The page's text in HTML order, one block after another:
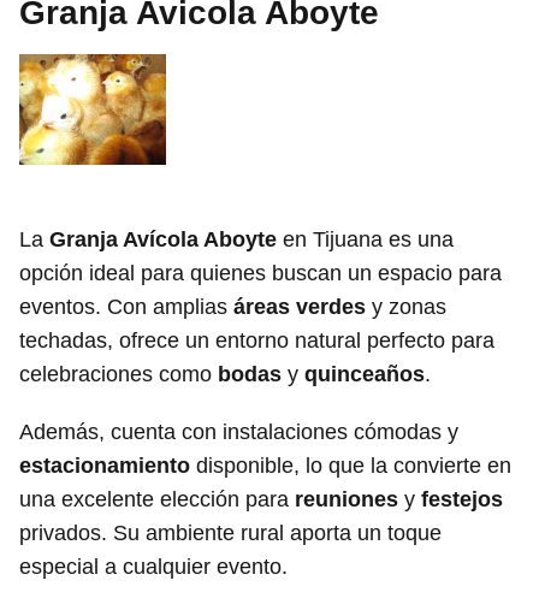
Granja Avicola Aboyte
La Granja Avícola Aboyte en Tijuana es una
opción ideal para quienes buscan un espacio para
eventos. Con amplias áreas verdes y zonas
techadas, ofrece un entorno natural perfecto para
celebraciones como bodas y quinceaños.
Además, cuenta con instalaciones cómodas y
estacionamiento disponible, lo que la convierte en
una excelente elección para reuniones y festejos
privados. Su ambiente rural aporta un toque
especial a cualquier evento.